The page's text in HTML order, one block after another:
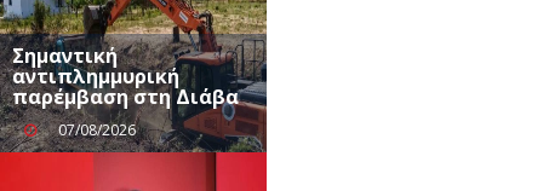
Σημαντική
αντιπλημμυρική
παρέμβαση στη Διάβα
07/08/2026